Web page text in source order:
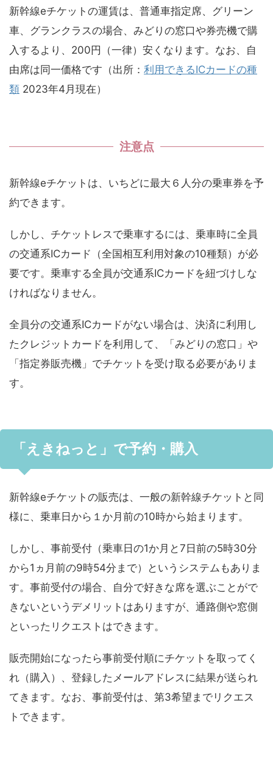
新幹線eチケットの運賃は、普通車指定席、グリーン
車、グランクラスの場合、みどりの窓口や券売機で購
入するより、200円（一律）安くなります。なお、自
由席は同一価格です（出所： 利用できるICカードの種
類 2023年4月現在）
注意点
新幹線eチケットは、いちどに最大６人分の乗車券を予
約できます。
しかし、チケットレスで乗車するには、乗車時に全員
の交通系ICカード（全国相互利用対象の10種類）が必
要です。乗車する全員が交通系ICカードを紐づけしな
ければなりません。
全員分の交通系ICカードがない場合は、決済に利用し
たクレジットカードを利用して、「みどりの窓口」や
「指定券販売機」でチケットを受け取る必要がありま
す。
「えきねっと」で予約・購入
新幹線eチケットの販売は、一般の新幹線チケットと同
様に、乗車日から１か月前の10時から始まります。
しかし、事前受付（乗車日の1か月と7日前の5時30分
から1ヵ月前の9時54分まで）というシステムもありま
す。事前受付の場合、自分で好きな席を選ぶことがで
きないというデメリットはありますが、通路側や窓側
といったリクエストはできます。
販売開始になったら事前受付順にチケットを取ってく
れ（購入）、登録したメールアドレスに結果が送られ
てきます。なお、事前受付は、第3希望までリクエス
トできます。